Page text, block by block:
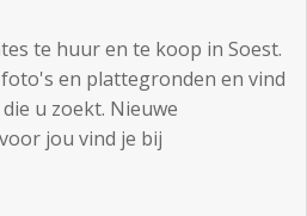
te huur en te koop in Soest.
en plattegronden en vind
u zoekt. Nieuwe
jou vind je bij